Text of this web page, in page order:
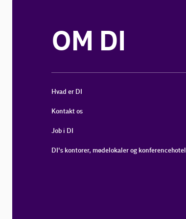
OM DI
Hvad er DI
Kontakt os
Job i DI
DI's kontorer, mødelokaler og konferencehotel